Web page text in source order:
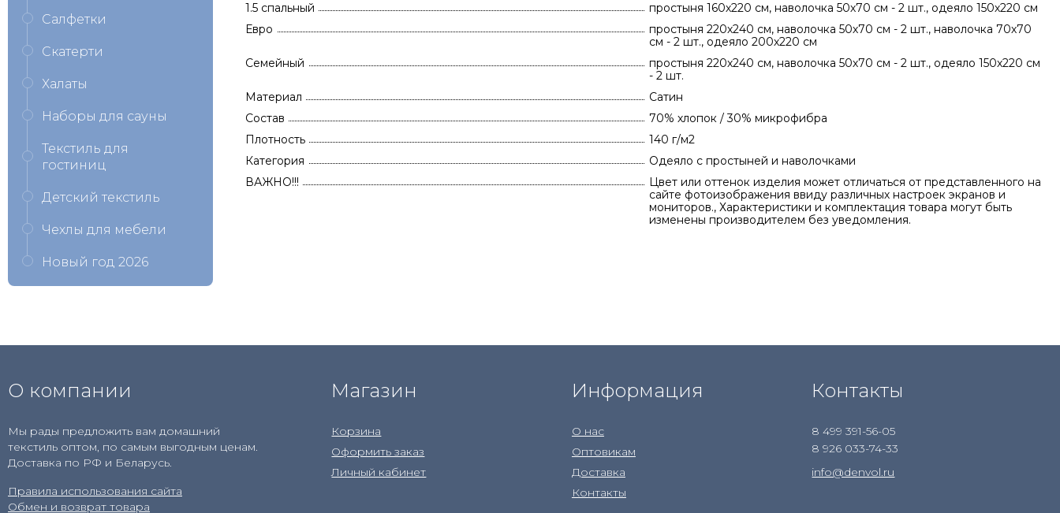
1.5 спальный
простыня 160х220 см, наволочка 50х70 см - 2 шт., одеяло 150х220 см
Евро
простыня 220х240 см, наволочка 50х70 см - 2 шт., наволочка 70х70
см - 2 шт., одеяло 200х220 см
Семейный
простыня 220х240 см, наволочка 50х70 см - 2 шт., одеяло 150х220 см
- 2 шт.
Материал
Сатин
Состав
70% хлопок / 30% микрофибра
Плотность
140 г/м2
Категория
Одеяло с простыней и наволочками
ВАЖНО!!!
Цвет или оттенок изделия может отличаться от представленного на
сайте фотоизображения ввиду различных настроек экранов и
мониторов., Характеристики и комплектация товара могут быть
изменены производителем без уведомления.
Салфетки
Скатерти
Халаты
Наборы для сауны
Текстиль для
гостиниц
Детский текстиль
Чехлы для мебели
Новый год 2026
О компании
Мы рады предложить вам домашний
текстиль оптом, по самым выгодным ценам.
Доставка по РФ и Беларусь.
Правила использования сайта
Обмен и возврат товара
Магазин
Корзина
Оформить заказ
Личный кабинет
Информация
О нас
Оптовикам
Доставка
Контакты
Контакты
8 499 391-56-05
8 926 033-74-33
info@denvol.ru